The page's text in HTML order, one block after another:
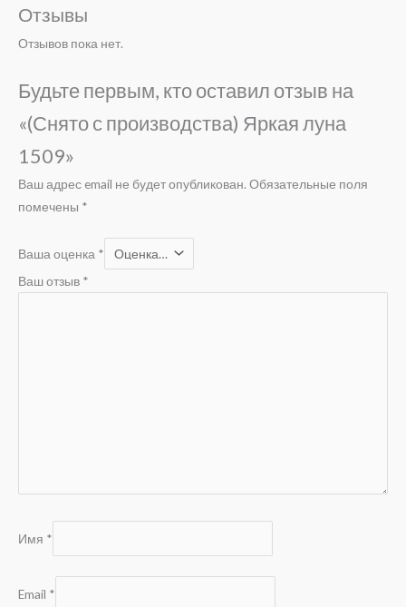
Отзывы
Отзывов пока нет.
Будьте первым, кто оставил отзыв на
«(Снято с производства) Яркая луна
1509»
Ваш адрес email не будет опубликован. Обязательные поля
помечены *
Ваша оценка *
Ваш отзыв *
Имя *
Email *